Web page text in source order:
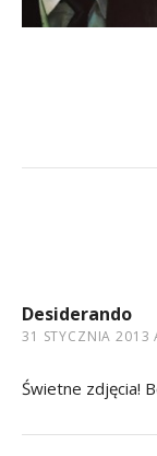
Desiderando
31 STYCZNIA 2013
Świetne zdjęcia!